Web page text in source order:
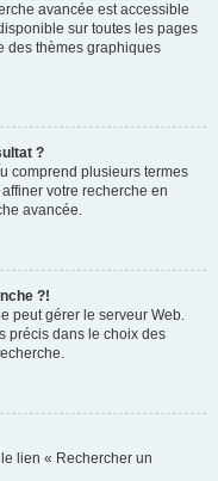
avancée est accessible
sur toutes les pages
des thèmes graphiques
?
comprend plusieurs termes
votre recherche en
avancée.
?!
peut gérer le serveur Web.
précis dans le choix des
lien « Rechercher un